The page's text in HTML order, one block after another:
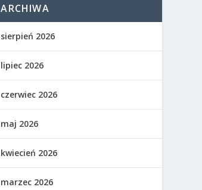
ARCHIWA
sierpień 2026
lipiec 2026
czerwiec 2026
maj 2026
kwiecień 2026
marzec 2026